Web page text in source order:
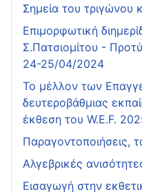
Σημεία του
Επιμορφωτική
Σ.Πατσιομίτου -
24-25/04/2024
Το μέλλον των
δευτεροβάθμιας
έκθεση του W.E.F.
Παραγοντοποιήσεις,
Αλγεβρικές
Εισαγωγή στην